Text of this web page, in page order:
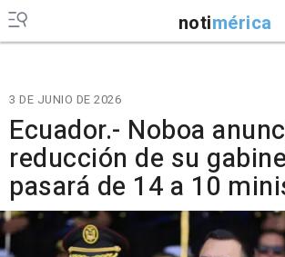
notimérica
3 DE JUNIO DE 2026
Ecuador.- Noboa
reducción de su
pasará de 14 a 10